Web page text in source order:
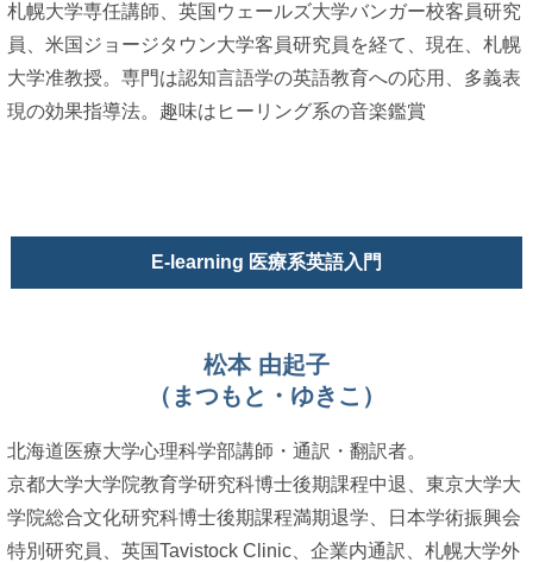
札幌大学専任講師、英国ウェールズ大学バンガー校客員研究
員、米国ジョージタウン大学客員研究員を経て、現在、札幌
大学准教授。専門は認知言語学の英語教育への応用、多義表
現の効果指導法。趣味はヒーリング系の音楽鑑賞
E-learning 医療系英語入門
松本 由起子
（まつもと・ゆきこ）
北海道医療大学心理科学部講師・通訳・翻訳者。
京都大学大学院教育学研究科博士後期課程中退、東京大学大
学院総合文化研究科博士後期課程満期退学、日本学術振興会
特別研究員、英国Tavistock Clinic、企業内通訳、札幌大学外